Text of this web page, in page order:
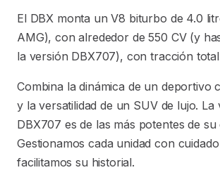
El DBX monta un V8 biturbo de 4.0
AMG), con alrededor de 550 CV (y
la versión DBX707), con tracción
Combina la dinámica de un deportivo
y la versatilidad de un SUV de lujo. La
DBX707 es de las más potentes de su
Gestionamos cada unidad con
facilitamos su historial.